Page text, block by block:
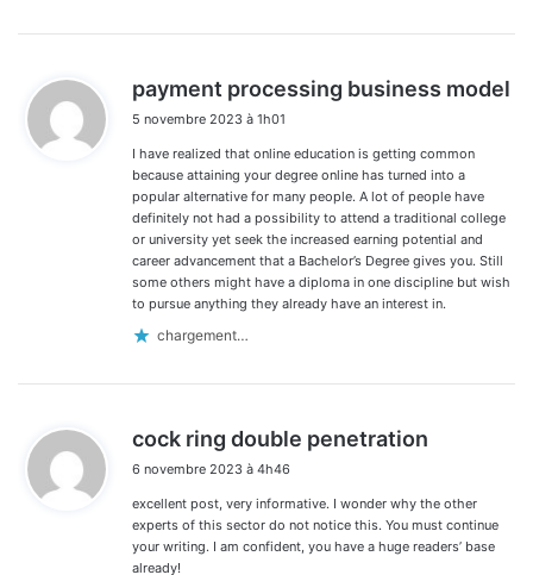
payment processing business model
5 novembre 2023 à 1h01
I have realized that online education is getting common
because attaining your degree online has turned into a
popular alternative for many people. A lot of people have
definitely not had a possibility to attend a traditional college
or university yet seek the increased earning potential and
career advancement that a Bachelor’s Degree gives you. Still
some others might have a diploma in one discipline but wish
to pursue anything they already have an interest in.
chargement…
cock ring double penetration
:
6 novembre 2023 à 4h46
excellent post, very informative. I wonder why the other
experts of this sector do not notice this. You must continue
your writing. I am confident, you have a huge readers’ base
already!